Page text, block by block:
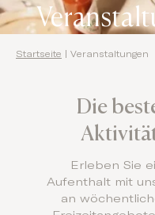
Startseite Veranstaltungen
Die
Erleben Sie
Aufenthalt mit
an